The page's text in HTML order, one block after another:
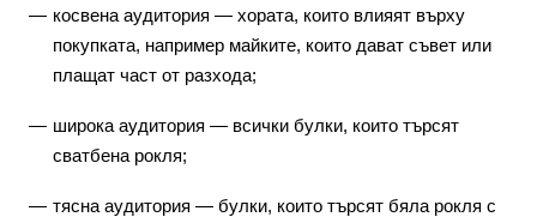
косвена аудитория — хората, които влияят върху
покупката, например майките, които дават съвет или
плащат част от разхода;
широка аудитория — всички булки, които търсят
сватбена рокля;
тясна аудитория — булки, които търсят бяла рокля с